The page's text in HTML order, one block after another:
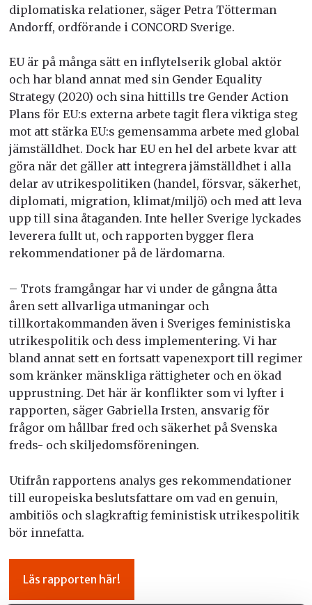
diplomatiska relationer, säger Petra Tötterman
Andorff, ordförande i CONCORD Sverige.
EU är på många sätt en inflytelserik global aktör
och har bland annat med sin Gender Equality
Strategy (2020) och sina hittills tre Gender Action
Plans för EU:s externa arbete tagit flera viktiga steg
mot att stärka EU:s gemensamma arbete med global
jämställdhet. Dock har EU en hel del arbete kvar att
göra när det gäller att integrera jämställdhet i alla
delar av utrikespolitiken (handel, försvar, säkerhet,
diplomati, migration, klimat/miljö) och med att leva
upp till sina åtaganden. Inte heller Sverige lyckades
leverera fullt ut, och rapporten bygger flera
rekommendationer på de lärdomarna.
– Trots framgångar har vi under de gångna åtta
åren sett allvarliga utmaningar och
tillkortakommanden även i Sveriges feministiska
utrikespolitik och dess implementering. Vi har
bland annat sett en fortsatt vapenexport till regimer
som kränker mänskliga rättigheter och en ökad
upprustning. Det här är konflikter som vi lyfter i
rapporten, säger Gabriella Irsten, ansvarig för
frågor om hållbar fred och säkerhet på Svenska
freds- och skiljedomsföreningen.
Utifrån rapportens analys ges rekommendationer
till europeiska beslutsfattare om vad en genuin,
ambitiös och slagkraftig feministisk utrikespolitik
bör innefatta.
Läs rapporten här!